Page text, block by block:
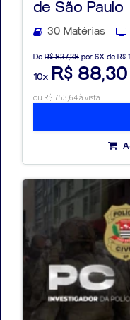
de São Paulo
30 Matérias
De R$ 837,38 por 6X de R$
10x R$ 88,30
ou R$ 753,64 à vista